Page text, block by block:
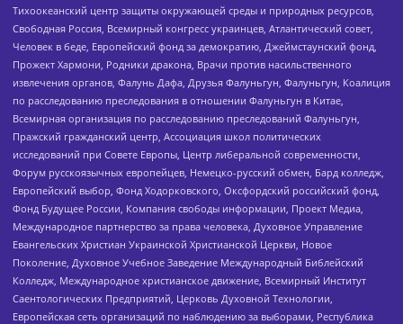
Тихоокеанский центр защиты окружающей среды и природных ресурсов,
Свободная Россия, Всемирный конгресс украинцев, Атлантический совет,
Человек в беде, Европейский фонд за демократию, Джеймстаунский фонд,
Прожект Хармони, Родники дракона, Врачи против насильственного
извлечения органов, Фалунь Дафа, Друзья Фалуньгун, Фалуньгун, Коалиция
по расследованию преследования в отношении Фалуньгун в Китае,
Всемирная организация по расследованию преследований Фалуньгун,
Пражский гражданский центр, Ассоциация школ политических
исследований при Совете Европы, Центр либеральной современности,
Форум русскоязычных европейцев, Немецко-русский обмен, Бард колледж,
Европейский выбор, Фонд Ходорковского, Оксфордский российский фонд,
Фонд Будущее России, Компания свободы информации, Проект Медиа,
Международное партнерство за права человека, Духовное Управление
Евангельских Христиан Украинской Христианской Церкви, Новое
Поколение, Духовное Учебное Заведение Международный Библейский
Колледж, Международное христианское движение, Всемирный Институт
Саентологических Предприятий, Церковь Духовной Технологии,
Европейская сеть организаций по наблюдению за выборами, Республика